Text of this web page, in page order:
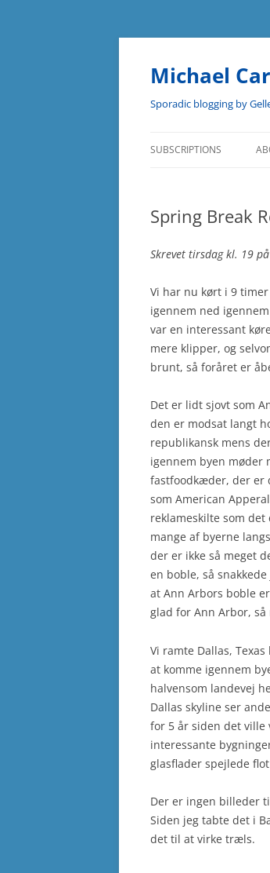
Skip
content
Michael
Sporadic blogging by
SUBSCRIPTIONS
Spring Break
Skrevet tirsdag kl. 19
Vi har nu kørt i 9
igennem ned
var en interessant
mere klipper, og
brunt, så foråret er
Det er lidt sjovt som
den er modsat langt
republikansk mens
igennem byen møder
fastfoodkæder, der er
som American
reklameskilte som
mange af byerne
der er ikke så meget
en boble, så
at Ann Arbors boble
glad for Ann Arbor, så
Vi ramte Dallas,
at komme igennem
halvensom landevej
Dallas skyline ser
for 5 år siden det
interessante
glasflader spejlede
Der er ingen billeder
Siden jeg tabte det i
det til at virke træls.